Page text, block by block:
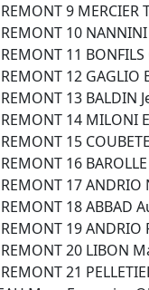
9
10
11
12
13 BALDIN
14 MILONI
15
16
17
18 ABBAD
19
20 LIBON
21